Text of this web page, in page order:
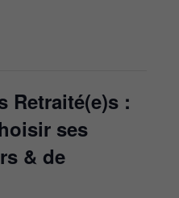
Retraité(e)s :
ses
& de